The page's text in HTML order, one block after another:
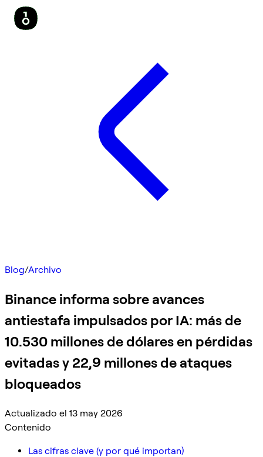
Blog/Archivo
Binance informa sobre avances
antiestafa impulsados por IA: más de
10.530 millones de dólares en pérdidas
evitadas y 22,9 millones de ataques
bloqueados
Actualizado el 13 may 2026
Contenido
Las cifras clave (y por qué importan)